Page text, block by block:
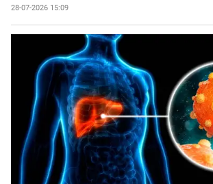
28-07-2026 15:09